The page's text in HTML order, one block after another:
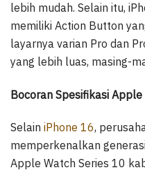
lebih mudah. Selain itu,
memiliki Action Button
layarnya varian Pro dan
yang lebih luas, masing-
Bocoran Spesifikasi
Selain iPhone 16,
memperkenalkan
Apple Watch Series 10